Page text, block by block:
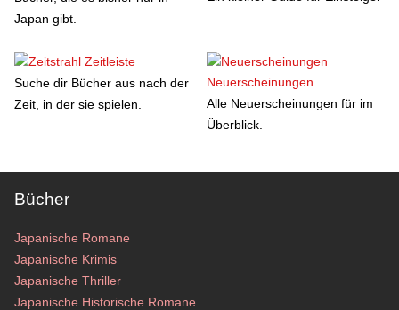
Japan gibt.
Zeitleiste
Suche dir Bücher aus nach der
Zeit, in der sie spielen.
Neuerscheinungen
Alle Neuerscheinungen für im
Überblick.
Bücher
Japanische Romane
Japanische Krimis
Japanische Thriller
Japanische Historische Romane